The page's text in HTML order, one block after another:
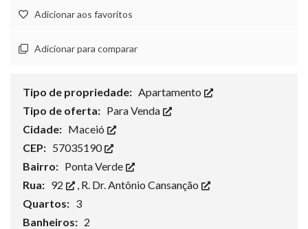
Adicionar aos favoritos
Adicionar para comparar
Tipo de propriedade: Apartamento
Tipo de oferta: Para Venda
Cidade: Maceió
CEP: 57035190
Bairro: Ponta Verde
Rua: 92 , R. Dr. Antônio Cansanção
Quartos: 3
Banheiros: 2